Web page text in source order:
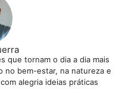
que tornam o dia a dia mais
no bem-estar, na natureza e
alegria ideias práticas